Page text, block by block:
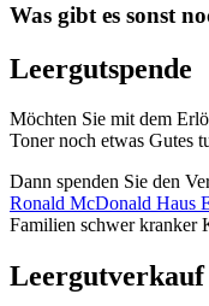
Was gibt es sonst
Leergutspende
Möchten Sie mit dem
Toner noch etwas Gutes
Dann spenden Sie den
Ronald McDonald Haus
Familien schwer kranker
Leergutverkauf